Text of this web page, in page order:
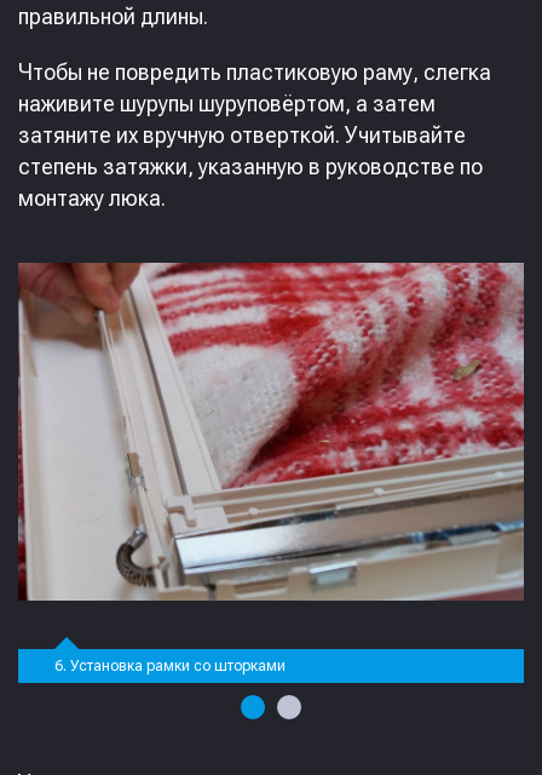
правильной длины.
Чтобы не повредить пластиковую раму, слегка
наживите шурупы шуруповёртом, а затем
затяните их вручную отверткой. Учитывайте
степень затяжки, указанную в руководстве по
монтажу люка.
6. Установка рамки со шторками